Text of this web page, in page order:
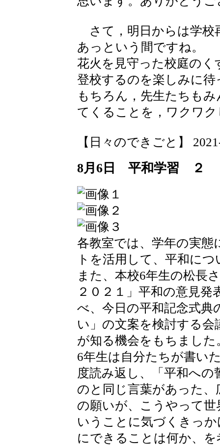
さて，明日からは学校
あっという間ですね。
花火を見守った校庭の
登校するのを楽しみに
もちろん，先生たちも
てくることを，ワクワ
【日々のできごと】
8月6日 平和学習 ２
各教室では、学年の実態
トを活用して、平和に
また、本校6年生の松長
２０２１」平和の意見
べ、今日の平和記念式典
い」の文案を検討する
が知る機会をもちました
6年生は自分たちが書い
度読み返し、「平和へ
のと同じ言葉があった
の願いが、こうやって
いうことに気づくきっ
にできることは何か、